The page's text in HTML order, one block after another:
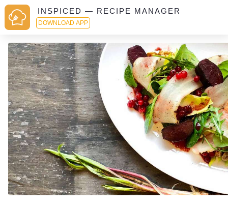
INSPICED — RECIPE MANAGER
DOWNLOAD APP